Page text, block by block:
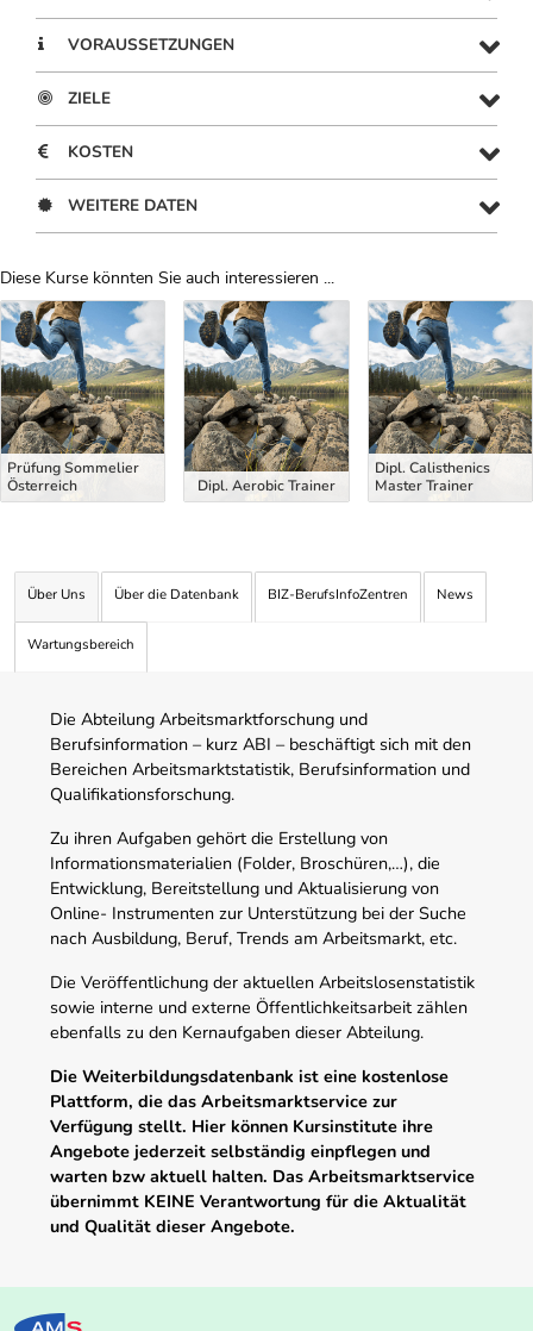
VORAUSSETZUNGEN
ZIELE
KOSTEN
WEITERE DATEN
Diese Kurse könnten Sie auch interessieren ...
Uber Weiterbildungsvorschläge
Prüfung Sommelier
Österreich
Dipl. Aerobic Trainer
Dipl. Calisthenics
Master Trainer
Über Uns Über die Datenbank BIZ-BerufsInfoZentren News
Wartungsbereich
Die Abteilung Arbeitsmarktforschung und
Berufsinformation – kurz ABI – beschäftigt sich mit den
Bereichen Arbeitsmarktstatistik, Berufsinformation und
Qualifikationsforschung.
Zu ihren Aufgaben gehört die Erstellung von
Informationsmaterialien (Folder, Broschüren,…), die
Entwicklung, Bereitstellung und Aktualisierung von
Online- Instrumenten zur Unterstützung bei der Suche
nach Ausbildung, Beruf, Trends am Arbeitsmarkt, etc.
Die Veröffentlichung der aktuellen Arbeitslosenstatistik
sowie interne und externe Öffentlichkeitsarbeit zählen
ebenfalls zu den Kernaufgaben dieser Abteilung.
Die Weiterbildungsdatenbank ist eine kostenlose
Plattform, die das Arbeitsmarktservice zur
Verfügung stellt. Hier können Kursinstitute ihre
Angebote jederzeit selbständig einpflegen und
warten bzw aktuell halten. Das Arbeitsmarktservice
übernimmt KEINE Verantwortung für die Aktualität
und Qualität dieser Angebote.